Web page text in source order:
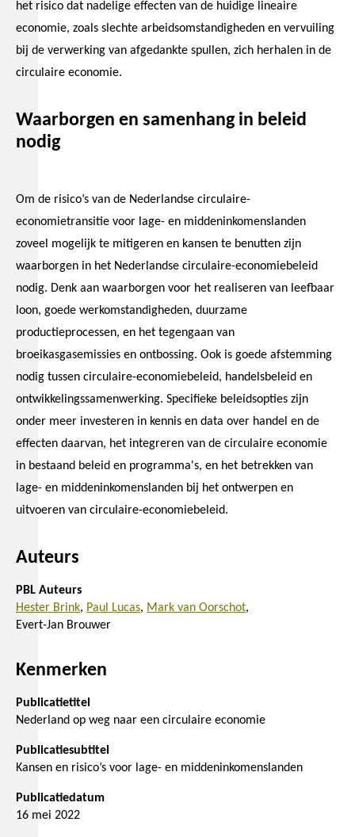
het risico dat nadelige effecten van de huidige lineaire
economie, zoals slechte arbeidsomstandigheden en vervuiling
bij de verwerking van afgedankte spullen, zich herhalen in de
circulaire economie.
Waarborgen en samenhang in beleid
nodig
Om de risico’s van de Nederlandse circulaire-
economietransitie voor lage- en middeninkomenslanden
zoveel mogelijk te mitigeren en kansen te benutten zijn
waarborgen in het Nederlandse circulaire-economiebeleid
nodig. Denk aan waarborgen voor het realiseren van leefbaar
loon, goede werkomstandigheden, duurzame
productieprocessen, en het tegengaan van
broeikasgasemissies en ontbossing. Ook is goede afstemming
nodig tussen circulaire-economiebeleid, handelsbeleid en
ontwikkelingssamenwerking. Specifieke beleidsopties zijn
onder meer investeren in kennis en data over handel en de
effecten daarvan, het integreren van de circulaire economie
in bestaand beleid en programma's, en het betrekken van
lage- en middeninkomenslanden bij het ontwerpen en
uitvoeren van circulaire-economiebeleid.
Auteurs
PBL Auteurs
Hester Brink Paul Lucas Mark van Oorschot
Evert-Jan Brouwer
Kenmerken
Publicatietitel
Nederland op weg naar een circulaire economie
Publicatiesubtitel
Kansen en risico’s voor lage- en middeninkomenslanden
Publicatiedatum
16 mei 2022